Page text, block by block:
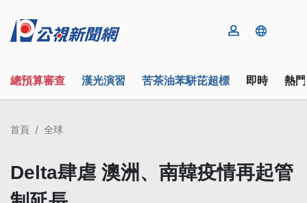
總預算審查 漢光演習 苦茶油苯駢芘超標 即時 熱
首頁 全球
Delta肆虐 澳洲、南韓疫情再起管